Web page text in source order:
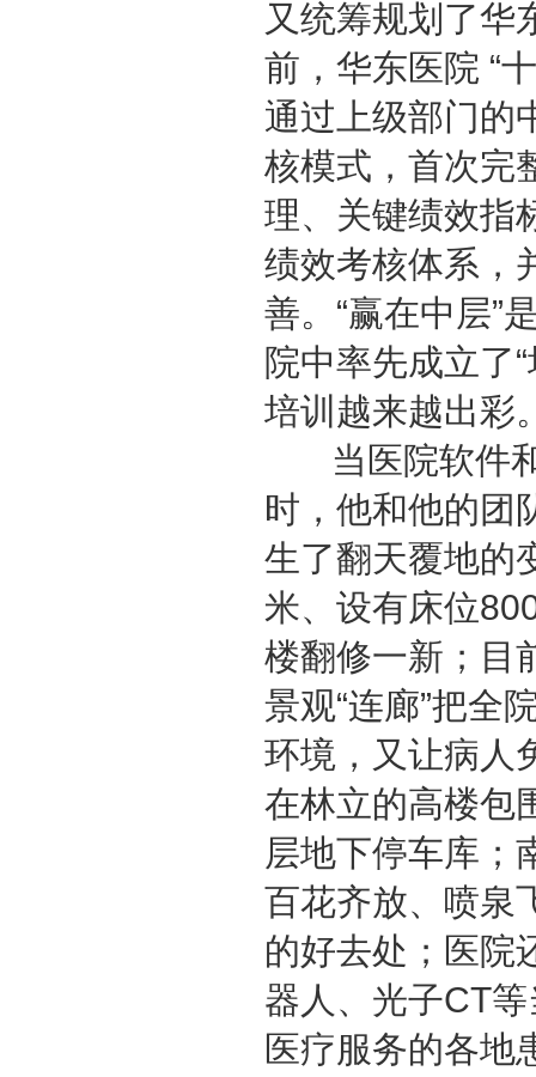
又统筹规划了华
前，华东医院 “
通过上级部门的
核模式，首次完
理、关键绩效指
绩效考核体系，
善。“赢在中层”
院中率先成立了
培训越来越出彩
当医院软件和
时，他和他的团
生了翻天覆地的
米、设有床位
楼翻修一新；目
景观“连廊”把全
环境，又让病人
在林立的高楼包
层地下停车库；
百花齐放、喷泉
的好去处；医院
器人、光子CT
医疗服务的各地